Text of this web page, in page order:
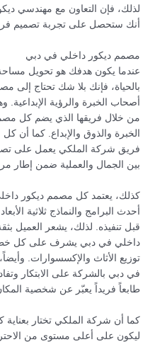
لذلك، فإن التعاون مع مهندسي
أنك ستحصل على تجربة تصميم
مصمم ديكور داخلي في دبي
عندما يكون هدفك هو تحويل
بالحياة، فإنك بلا شك تحتاج
أصحاب الخبرة والرؤية
من خلال فريقها الذي يضم كل
الخبرة والذوق والإبداع. كما
فريق شركة الملكي يعمل على
بين الجمال والعملية ضمن إطار
كذلك، يعتمد كل مصمم ديكور
أحدث البرامج والنماذج ثلاثية
قبل تنفيذه. لذلك، يشعر العميل
داخلي في دبي يشرف على كل
توزيع الأثاث والإكسسوارات.
في دبي بالشركة على الابتكار
طابعاً فريداً يعبّر عن شخصية
كما أن شركة الملكي تختار
ليكون على أعلى مستوى من